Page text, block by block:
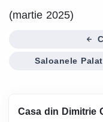
(martie 2025)
Saloanele
Casa din Dimitrie